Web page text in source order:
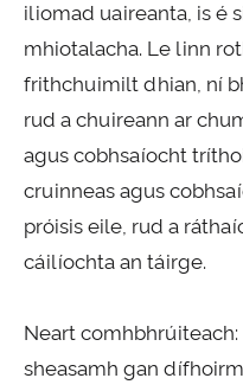
iliomad uaireanta, is é
mhiotalacha. Le linn
frithchuimilt dhian, ní
rud a chuireann ar
agus cobhsaíocht
cruinneas agus
próisis eile, rud a
cáilíochta an táirge.
Neart
sheasamh gan